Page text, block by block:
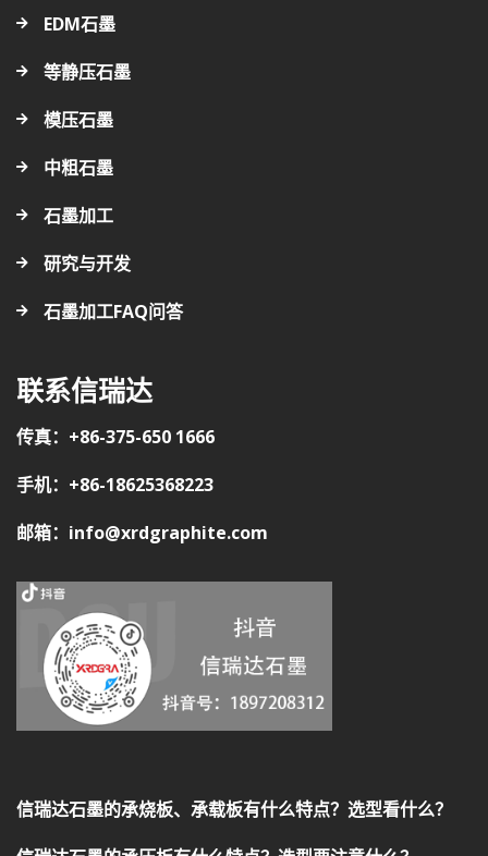
EDM石墨
等静压石墨
模压石墨
中粗石墨
石墨加工
研究与开发
石墨加工FAQ问答
联系信瑞达
传真：+86-375-650 1666
手机：+86-18625368223
邮箱：info@xrdgraphite.com
信瑞达石墨的承烧板、承载板有什么特点？选型看什么？